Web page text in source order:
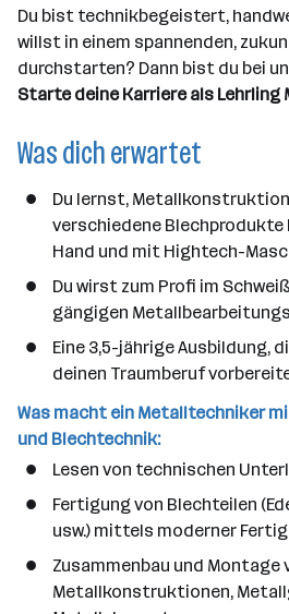
*
i
n
n
n
n
Du bist technikbegeistert,
willst in einem spannenden,
durchstarten? Dann bist du bei
Starte deine Karriere als Lehrling
Was dich erwartet
Du lernst,
verschiedene Blechprodukte
Hand und mit Hightech-
Du wirst zum Profi im
gängigen
Eine 3,5-jährige Ausbildung,
deinen Traumberuf
Was macht ein Metalltechniker
und Blechtechnik:
Lesen von technischen
Fertigung von Blechteilen
usw.) mittels moderner
Zusammenbau und Montage
Metallkonstruktionen,